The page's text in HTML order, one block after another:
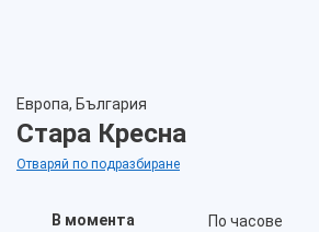
Европа, България
Стара Кресна
Отваряй по подразбиране
В момента По часове